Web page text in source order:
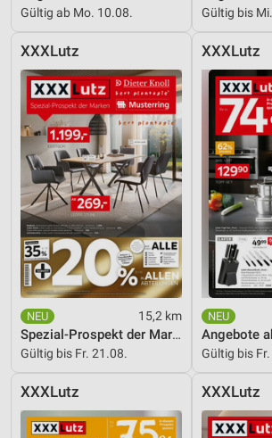
Gültig ab Mo. 10.08. Gültig bis
XXXLutz
15,2 km
Spezial-Prospekt der Marken
Gültig bis Fr. 21.08.
XXXLutz
Angebote
Gültig bis
XXXLutz XXXLutz
Entwicklung und Verbesserung der
Verwendung reduzierter Daten zur Auswahl
Inhalten
IAB-Besonderheiten:
Verwendung genauer Standortdaten
Geräte anhand von aktiv angeforderten
Informationen identifizieren
Nicht-IAB-Verarbeitungszwecke:
Notwendig
Performance
Funktional
Werbung